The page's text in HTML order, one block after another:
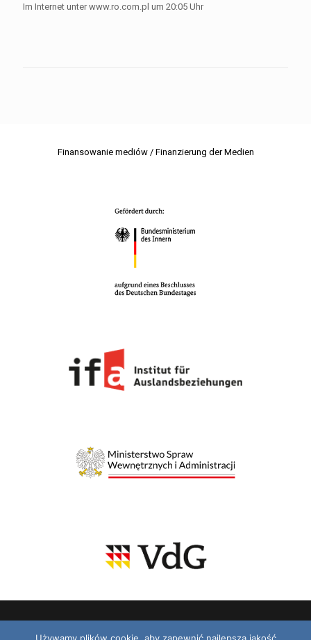
Im Internet unter www.ro.com.pl um 20:05 Uhr
Finansowanie mediów / Finanzierung der Medien